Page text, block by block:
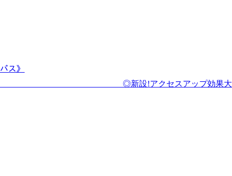
》
ク集 ◎新設!アクセスアップ効果大